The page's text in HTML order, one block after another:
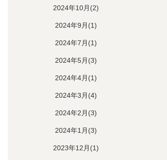
2024年10月(2)
2024年9月(1)
2024年7月(1)
2024年5月(3)
2024年4月(1)
2024年3月(4)
2024年2月(3)
2024年1月(3)
2023年12月(1)